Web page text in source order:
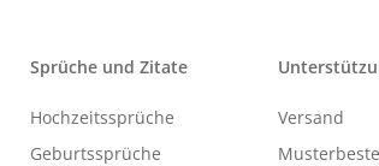
Sprüche und Zitate
Hochzeitssprüche
Geburtssprüche
Versand